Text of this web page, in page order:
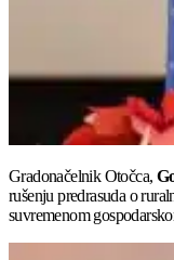
Gradonačelnik Otočca,
rušenju predrasuda o
suvremenom